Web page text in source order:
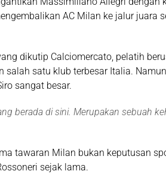
AC Milan ke jalur juara
dikutip Calciomercato, pelatih
salah satu klub terbesar Italia.
sangat besar.
berada di sini. Merupakan sebuah
tawaran Milan bukan keputusan
sejak lama.